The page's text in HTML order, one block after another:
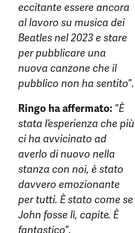
eccitante essere ancora
al lavoro su musica dei
Beatles nel 2023 e stare
per pubblicare una
nuova canzone che il
pubblico non ha sentito”.
Ringo ha affermato: “È
stata l’esperienza che più
ci ha avvicinato ad
averlo di nuovo nella
stanza con noi, è stato
davvero emozionante
per tutti. È stato come se
John fosse lì, capite. È
fantastico”.